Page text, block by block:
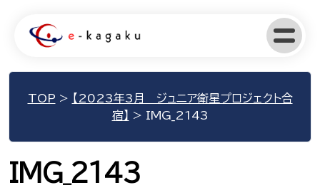
TOP >
【2023年3月 ジュニア衛星プロジェクト合
宿】
> IMG_2143
IMG_2143